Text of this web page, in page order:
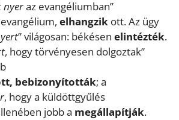
nyeraz evangéliumban”
elhangzik ott. Az ügy
” világosan: békésen elintézték.
, hogy törvényesen dolgoztak”
bebizonyították; a
, hogy a küldöttgyűlés
jobb a megállapítják.